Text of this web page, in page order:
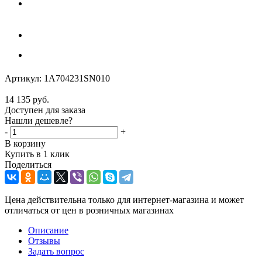
Артикул: 1A704231SN010
14 135 руб.
Доступен для заказа
Нашли дешевле?
-
+
В корзину
Купить в 1 клик
Поделиться
Цена действительна только для интернет-магазина и может
отличаться от цен в розничных магазинах
Описание
Отзывы
Задать вопрос